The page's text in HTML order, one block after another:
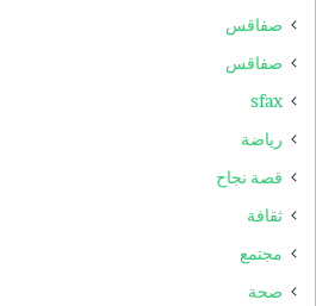
صفاقس
صفاقس
sfax
رياضة
قصة نجاح
ثقافة
مجتمع
صحة